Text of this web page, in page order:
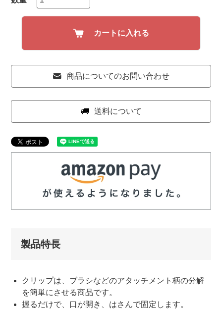
カートに入れる
商品についてのお問い合わせ
送料について
製品特長
クリップは、ブラシなどのアタッチメント柄の分解
を簡単にさせる商品です。
握るだけで、口が開き、はさんで固定します。